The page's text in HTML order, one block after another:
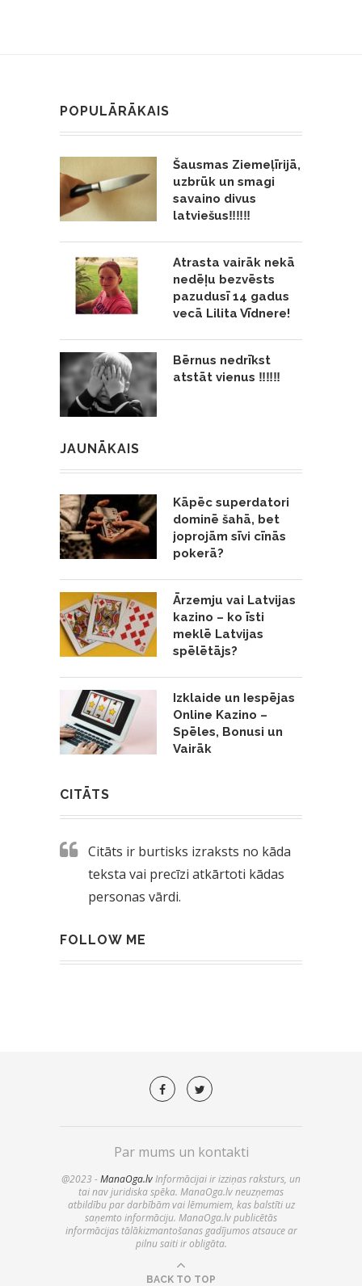
POPULĀRĀKAIS
Šausmas Ziemeļīrijā,
uzbrūk un smagi
savaino divus
latviešus‼️‼️‼️
Atrasta vairāk nekā
nedēļu bezvēsts
pazudusī 14 gadus
vecā Lilita Vīdnere!
Bērnus nedrīkst
atstāt vienus ‼️‼️‼️
JAUNĀKAIS
Kāpēc superdatori
dominē šahā, bet
joprojām sīvi cīnās
pokerā?
Ārzemju vai Latvijas
kazino – ko īsti
meklē Latvijas
spēlētājs?
Izklaide un Iespējas
Online Kazino –
Spēles, Bonusi un
Vairāk
CITĀTS
Citāts ir burtisks izraksts no kāda
teksta vai precīzi atkārtoti kādas
personas vārdi.
FOLLOW ME
Par mums un kontakti
@2023 - ManaOga.lvInformācijai ir izziņas raksturs, un
tai nav juridiska spēka. ManaOga.lv neuzņemas
atbildību par darbībām vai lēmumiem, kas balstīti uz
saņemto informāciju. ManaOga.lv publicētās
informācijas tālākizmantošanas gadījumos atsauce ar
pilnu saiti ir obligāta.
BACK TO TOP